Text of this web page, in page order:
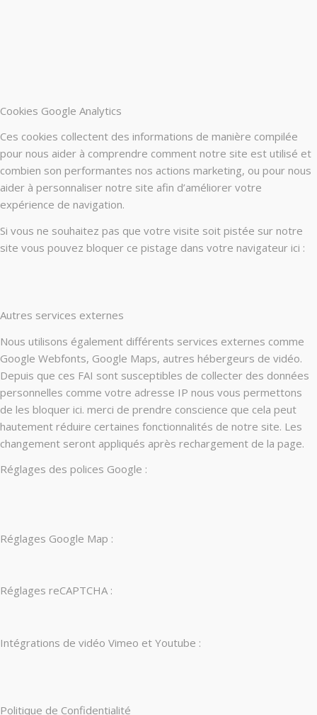
Cookies Google Analytics
Ces cookies collectent des informations de manière compilée
pour nous aider à comprendre comment notre site est utilisé et
combien son performantes nos actions marketing, ou pour nous
aider à personnaliser notre site afin d’améliorer votre
expérience de navigation.
Si vous ne souhaitez pas que votre visite soit pistée sur notre
site vous pouvez bloquer ce pistage dans votre navigateur ici :
Autres services externes
Nous utilisons également différents services externes comme
Google Webfonts, Google Maps, autres hébergeurs de vidéo.
Depuis que ces FAI sont susceptibles de collecter des données
personnelles comme votre adresse IP nous vous permettons
de les bloquer ici. merci de prendre conscience que cela peut
hautement réduire certaines fonctionnalités de notre site. Les
changement seront appliqués après rechargement de la page.
Réglages des polices Google :
Réglages Google Map :
Réglages reCAPTCHA :
Intégrations de vidéo Vimeo et Youtube :
Politique de Confidentialité